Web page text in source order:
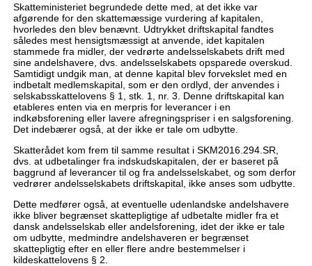
Skatteministeriet begrundede dette med, at det ikke var
afgørende for den skattemæssige vurdering af kapitalen,
hvorledes den blev benævnt. Udtrykket driftskapital fandtes
således mest hensigtsmæssigt at anvende, idet kapitalen
stammede fra midler, der vedrørte andelsselskabets drift med
sine andelshavere, dvs. andelsselskabets opsparede overskud.
Samtidigt undgik man, at denne kapital blev forvekslet med en
indbetalt medlemskapital, som er den ordlyd, der anvendes i
selskabsskattelovens § 1, stk. 1, nr. 3. Denne driftskapital kan
etableres enten via en merpris for leverancer i en
indkøbsforening eller lavere afregningspriser i en salgsforening.
Det indebærer også, at der ikke er tale om udbytte.
Skatterådet kom frem til samme resultat i SKM2016.294.SR,
dvs. at udbetalinger fra indskudskapitalen, der er baseret på
baggrund af leverancer til og fra andelsselskabet, og som derfor
vedrører andelsselskabets driftskapital, ikke anses som udbytte.
Dette medfører også, at eventuelle udenlandske andelshavere
ikke bliver begrænset skattepligtige af udbetalte midler fra et
dansk andelsselskab eller andelsforening, idet der ikke er tale
om udbytte, medmindre andelshaveren er begrænset
skattepligtig efter en eller flere andre bestemmelser i
kildeskattelovens § 2.